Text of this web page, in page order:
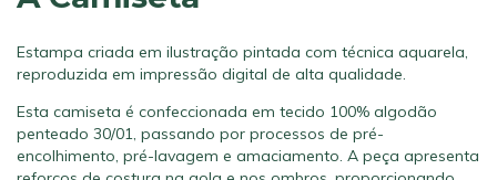
Estampa criada em ilustração pintada com técnica aquarela,
reproduzida em impressão digital de alta qualidade.
Esta camiseta é confeccionada em tecido 100% algodão
penteado 30/01, passando por processos de pré-
encolhimento, pré-lavagem e amaciamento. A peça apresenta